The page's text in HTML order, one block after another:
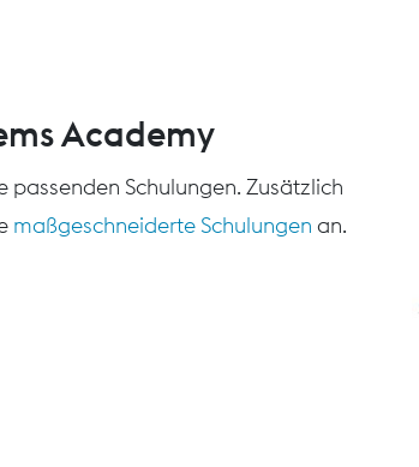
Academy
passenden Schulungen. Zusätzlich
maßgeschneiderte Schulungen an.